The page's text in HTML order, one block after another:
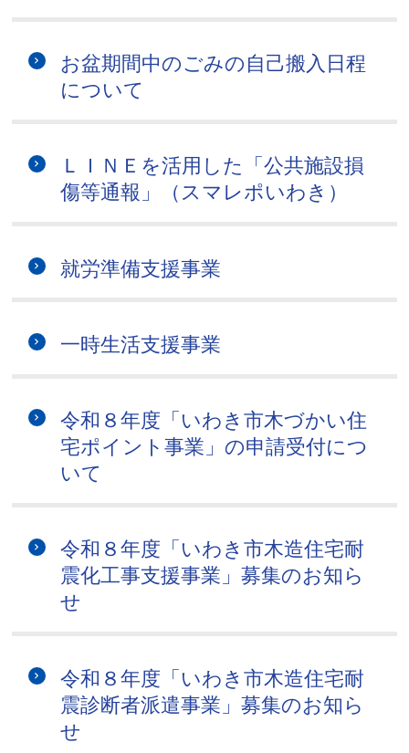
お盆期間中のごみの自己搬入日程
について
ＬＩＮＥを活用した「公共施設損
傷等通報」（スマレポいわき）
就労準備支援事業
一時生活支援事業
令和８年度「いわき市木づかい住
宅ポイント事業」の申請受付につ
いて
令和８年度「いわき市木造住宅耐
震化工事支援事業」募集のお知ら
せ
令和８年度「いわき市木造住宅耐
震診断者派遣事業」募集のお知ら
せ